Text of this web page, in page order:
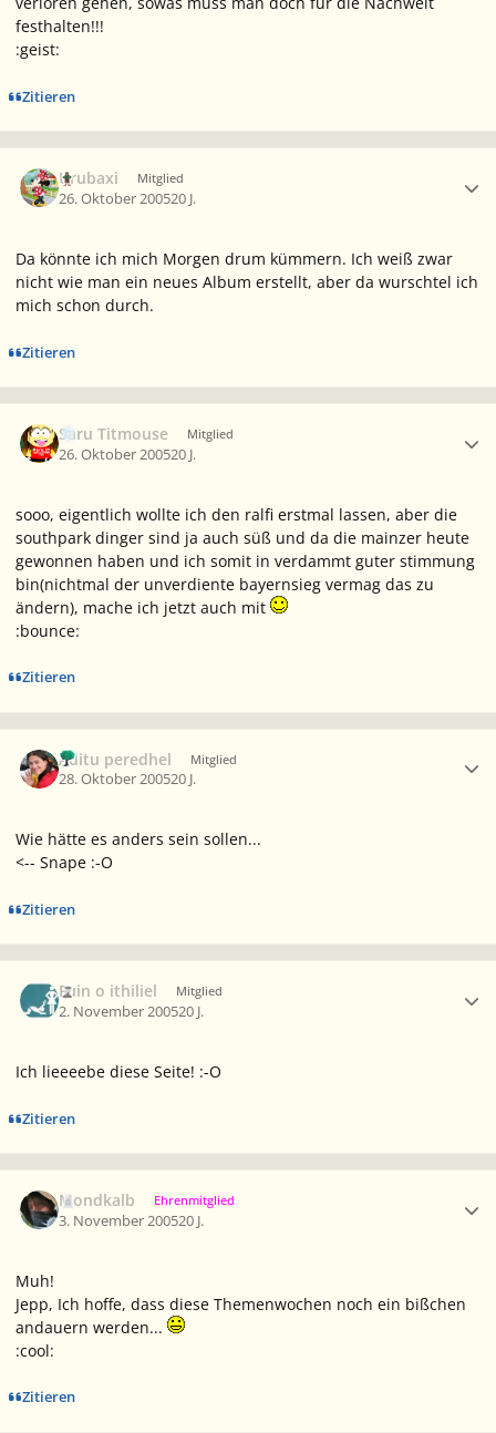
festhalten!!!
:geist:
Zitieren
Urubaxi Mitglied
26. Oktober 200520 J.
Da könnte ich mich Morgen drum kümmern. Ich weiß zwar
nicht wie man ein neues Album erstellt, aber da wurschtel ich
mich schon durch.
Zitieren
Saru Titmouse Mitglied
26. Oktober 200520 J.
sooo, eigentlich wollte ich den ralfi erstmal lassen, aber die
southpark dinger sind ja auch süß und da die mainzer heute
gewonnen haben und ich somit in verdammt guter stimmung
bin(nichtmal der unverdiente bayernsieg vermag das zu
ändern), mache ich jetzt auch mit
:bounce:
Zitieren
Aditu peredhel Mitglied
28. Oktober 200520 J.
Wie hätte es anders sein sollen...
<-- Snape :-O
Zitieren
Fuin o ithiliel Mitglied
2. November 200520 J.
Ich lieeeebe diese Seite! :-O
Zitieren
Mondkalb Ehrenmitglied
3. November 200520 J.
Muh!
Jepp, Ich hoffe, dass diese Themenwochen noch ein bißchen
andauern werden...
:cool:
Zitieren